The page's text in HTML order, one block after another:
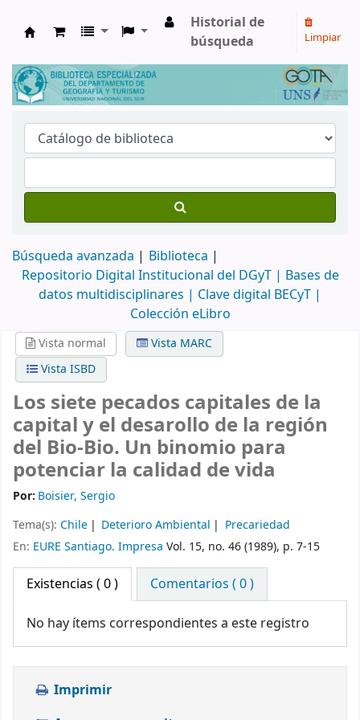
Biblioteca de Geografía y Turismo
Historial de
búsqueda
Limpiar
Búsqueda avanzada
Biblioteca
Repositorio Digital Institucional del DGyT | Bases de
datos multidisciplinares | Clave digital BECyT |
Colección eLibro
Vista normal
Vista MARC
Vista ISBD
Los siete pecados capitales de la
capital y el desarollo de la región
del Bio-Bio. Un binomio para
potenciar la calidad de vida
Por: Boisier, Sergio
Tema(s): Chile Deterioro Ambiental
Precariedad
En: EURE Santiago. Impresa Vol. 15, no. 46 (1989), p. 7-15
Existencias ( 0 ) Comentarios ( 0 )
No hay ítems correspondientes a este registro
Imprimir